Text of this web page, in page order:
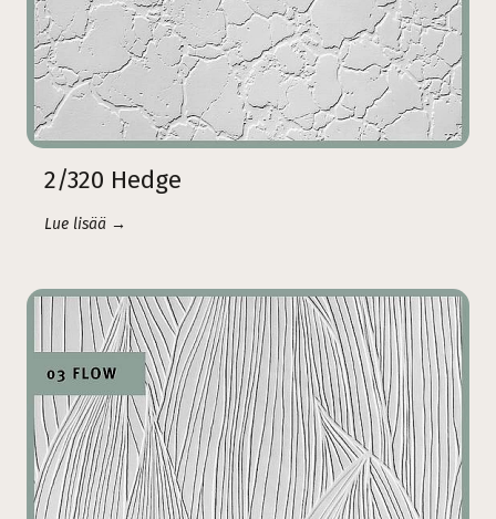
2/320 Hedge
Lue lisää →